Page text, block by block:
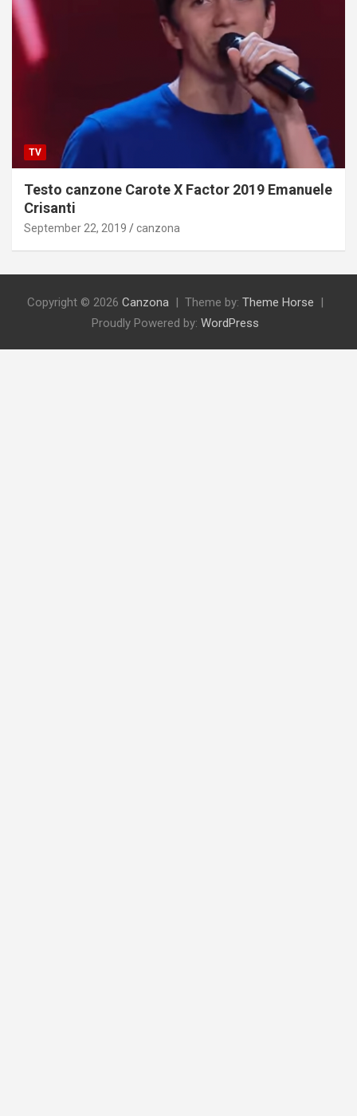
TV
Testo canzone Carote X Factor 2019 Emanuele
Crisanti
September 22, 2019 canzona
Copyright © 2026 Canzona Theme by: Theme Horse
Proudly Powered by: WordPress